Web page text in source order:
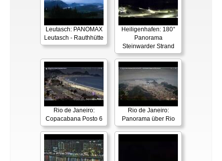
Leutasch: PANOMAX
Leutasch - Rauthhütte
Heiligenhafen: 180°
Panorama
Steinwarder Strand
Rio de Janeiro:
Copacabana Posto 6
Rio de Janeiro:
Panorama über Rio